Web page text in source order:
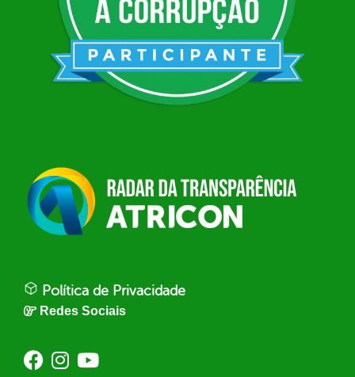
Política de Privacidade
Redes Sociais